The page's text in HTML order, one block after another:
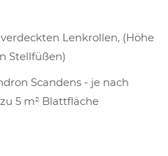
Lenkrollen, (Höhe
Stellfüßen)
Scandens - je nach
5 m² Blattfläche